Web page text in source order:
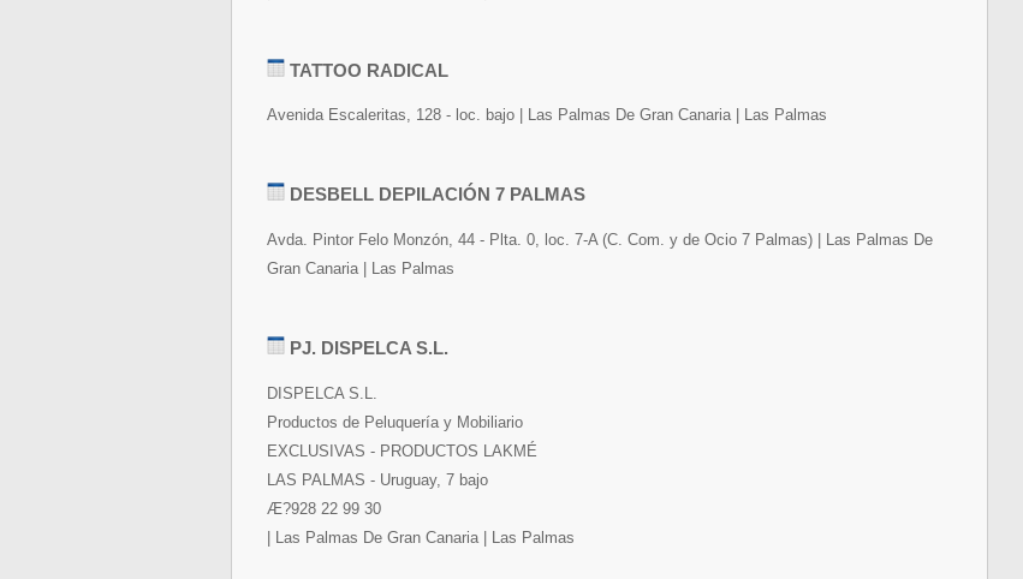
TATTOO RADICAL
Avenida Escaleritas, 128 - loc. bajo | Las Palmas De Gran Canaria | Las Palmas
DESBELL DEPILACIÓN 7 PALMAS
Avda. Pintor Felo Monzón, 44 - Plta. 0, loc. 7-A (C. Com. y de Ocio 7 Palmas) | Las Palmas De
Gran Canaria | Las Palmas
PJ. DISPELCA S.L.
DISPELCA S.L.
Productos de Peluquería y Mobiliario
EXCLUSIVAS - PRODUCTOS LAKMÉ
LAS PALMAS - Uruguay, 7 bajo
Æ?928 22 99 30
| Las Palmas De Gran Canaria | Las Palmas